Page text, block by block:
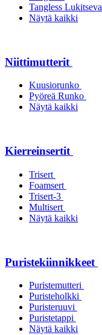
Tangless Lukitseva
Näytä kaikki
Niittimutterit
Kuusiorunko
Pyöreä Runko
Näytä kaikki
Kierreinsertit
Trisert
Foamsert
Trisert-3
Multisert
Näytä kaikki
Puristekiinnikkeet
Puristemutteri
Puristeholkki
Puristeruuvi
Puristetappi
Näytä kaikki